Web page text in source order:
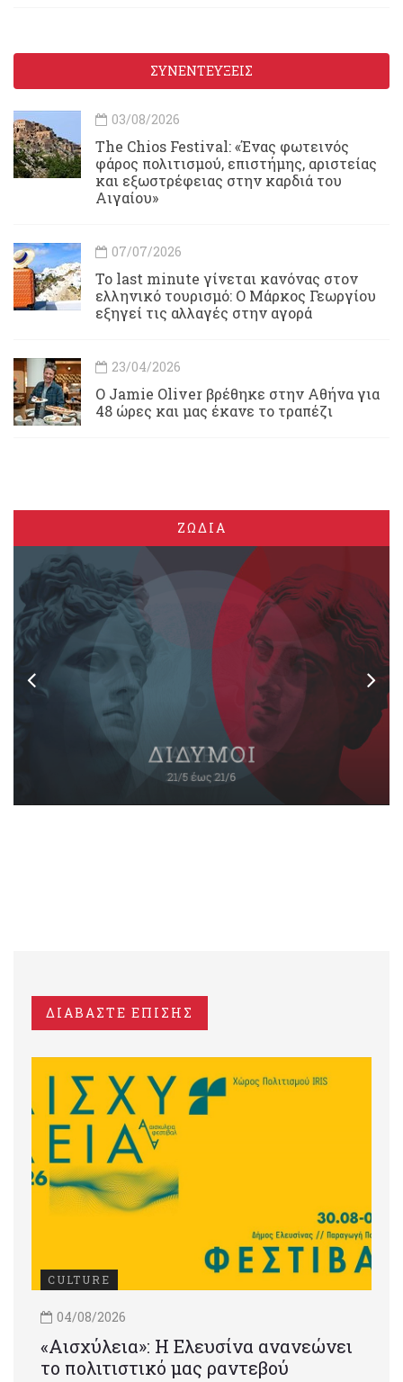
ΣΥΝΕΝΤΕΥΞΕΙΣ
03/08/2026
Τhe Chios Festival: «Ένας φωτεινός
φάρος πολιτισμού, επιστήμης, αριστείας
και εξωστρέφειας στην καρδιά του
Αιγαίου»
07/07/2026
Το last minute γίνεται κανόνας στον
ελληνικό τουρισμό: Ο Μάρκος Γεωργίου
εξηγεί τις αλλαγές στην αγορά
23/04/2026
Ο Jamie Oliver βρέθηκε στην Αθήνα για
48 ώρες και μας έκανε το τραπέζι
ΖΩΔΙΑ
ΔΙΑΒΑΣΤΕ ΕΠΙΣΗΣ
CULTURE
04/08/2026
«Αισχύλεια»: Η Ελευσίνα ανανεώνει
το πολιτιστικό μας ραντεβού